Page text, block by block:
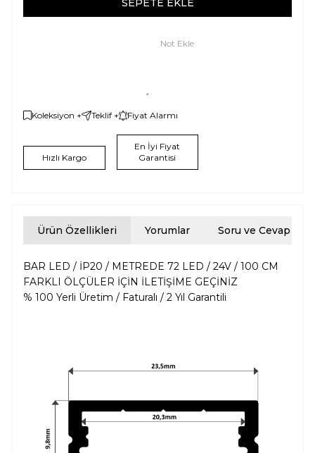
SEPETE EKLE
Not Ekle
Koleksiyon + Teklif + Fiyat Alarmı
Hızlı Kargo
En İyi Fiyat
Garantisi
Ürün Özellikleri Yorumlar Soru ve Cevap
BAR LED / İP20 / METREDE 72 LED / 24V / 100 CM
FARKLI ÖLÇÜLER İÇİN İLETİŞİME GEÇİNİZ
% 100 Yerli Üretim / Faturalı / 2 Yıl Garantili